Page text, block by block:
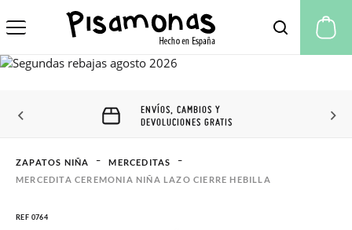
ENVÍOS, CAMBIOS Y
DEVOLUCIONES GRATIS
ZAPATOS NIÑA
MERCEDITAS
MERCEDITA CEREMONIA NIÑA LAZO CIERRE HEBILLA
REF 0764